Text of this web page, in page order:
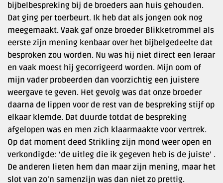
bijbelbespreking bij de broeders aan huis gehouden.
Dat ging per toerbeurt. Ik heb dat als jongen ook nog
meegemaakt. Vaak gaf onze broeder Blikketrommel als
eerste zijn mening kenbaar over het bijbelgedeelte dat
besproken zou worden. Nu was hij niet direct een leraar
en vaak moest hij gecorrigeerd worden. Mijn oom of
mijn vader probeerden dan voorzichtig een juistere
weergave te geven. Het gevolg was dat onze broeder
daarna de lippen voor de rest van de bespreking stijf op
elkaar klemde. Dat duurde totdat de bespreking
afgelopen was en men zich klaarmaakte voor vertrek.
Op dat moment deed Strikling zijn mond weer open en
verkondigde: ‘de uitleg die ik gegeven heb is de juiste’ .
De anderen lieten hem dan maar zijn mening, maar het
slot van zo’n samenzijn was dan niet zo prettig.